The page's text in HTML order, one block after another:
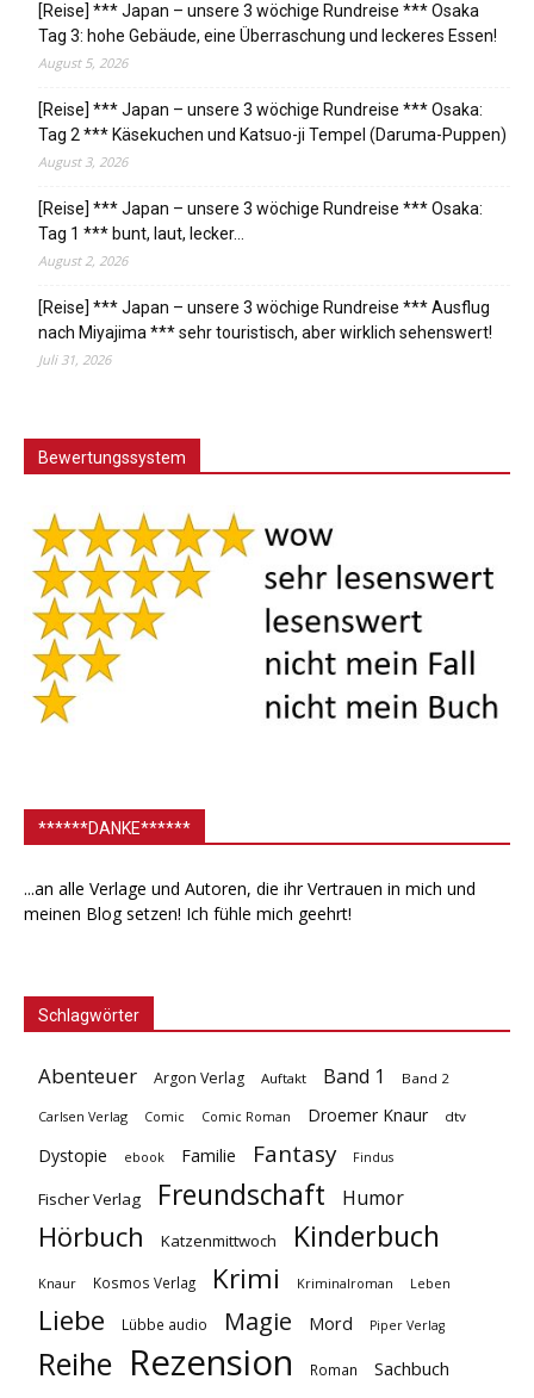
[Reise] *** Japan – unsere 3 wöchige Rundreise *** Osaka
Tag 3: hohe Gebäude, eine Überraschung und leckeres Essen!
August 5, 2026
[Reise] *** Japan – unsere 3 wöchige Rundreise *** Osaka:
Tag 2 *** Käsekuchen und Katsuo-ji Tempel (Daruma-Puppen)
August 3, 2026
[Reise] *** Japan – unsere 3 wöchige Rundreise *** Osaka:
Tag 1 *** bunt, laut, lecker…
August 2, 2026
[Reise] *** Japan – unsere 3 wöchige Rundreise *** Ausflug
nach Miyajima *** sehr touristisch, aber wirklich sehenswert!
Juli 31, 2026
Bewertungssystem
******DANKE******
...an alle Verlage und Autoren, die ihr Vertrauen in mich und
meinen Blog setzen! Ich fühle mich geehrt!
Schlagwörter
Abenteuer Argon Verlag Auftakt Band 1 Band 2
Carlsen Verlag Comic Comic Roman Droemer Knaur dtv
Dystopie ebook Familie Fantasy Findus
Fischer Verlag Freundschaft Humor
Hörbuch Katzenmittwoch Kinderbuch
Knaur Kosmos Verlag Krimi Kriminalroman Leben
Liebe Lübbe audio Magie Mord Piper Verlag
Reihe Rezension Roman Sachbuch